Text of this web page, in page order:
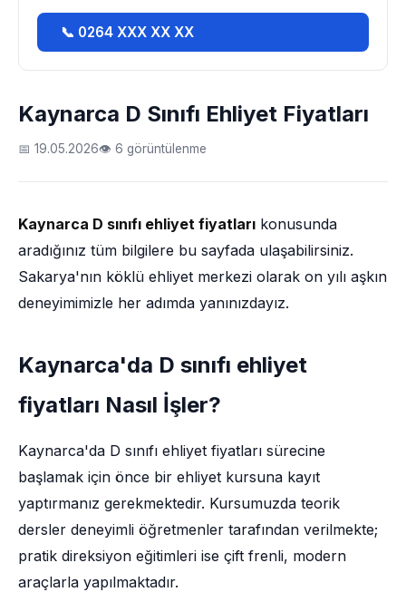
Kaynarca D Sınıfı Ehliyet Fiyatları
📅 19.05.2026👁 6 görüntülenme
Kaynarca D sınıfı ehliyet fiyatları konusunda
aradığınız tüm bilgilere bu sayfada ulaşabilirsiniz.
Sakarya'nın köklü ehliyet merkezi olarak on yılı aşkın
deneyimimizle her adımda yanınızdayız.
Kaynarca'da D sınıfı ehliyet
fiyatları Nasıl İşler?
Kaynarca'da D sınıfı ehliyet fiyatları sürecine
başlamak için önce bir ehliyet kursuna kayıt
yaptırmanız gerekmektedir. Kursumuzda teorik
dersler deneyimli öğretmenler tarafından verilmekte;
pratik direksiyon eğitimleri ise çift frenli, modern
araçlarla yapılmaktadır.
📞 0264 XXX XX XX